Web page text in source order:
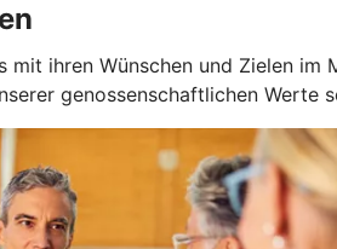
mit ihren Wünschen und Zielen
genossenschaftlichen